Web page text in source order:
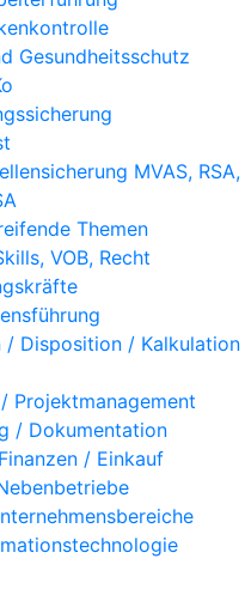
Gesundheitsschutz
MVAS, RSA,
Themen
VOB, Recht
/ Disposition / Kalkulation
Projektmanagement
/ Dokumentation
/ Einkauf